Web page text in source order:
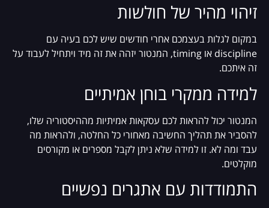
זיהוי מהיר של חולשות
במקום לגלות בעצמכם אחרי חודשים שיש לכם בעיה עם
discipline או timing, המנטור יזהה את זה מיד ויתחיל לעבוד על
זה איתכם.
למידה ממקרי בוחן אמיתיים
המנטור יכול להראות לכם עסקאות אמיתיות מההיסטוריה שלו,
להסביר את תהליך החשיבה מאחורי כל החלטה, ולהראות מה
עבד ומה לא. זו למידה שלא ניתן לקבל מספרים או מקורסים
מוקלטים.
התמודדות עם אתגרים נפשיים